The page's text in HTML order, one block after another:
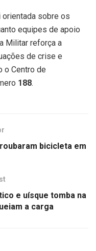
sobre os
equipes de apoio
Militar reforça a
de crise e
o Centro de
188.
bicicleta em
e uísque tomba na
a carga